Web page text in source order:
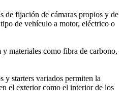
de fijación de cámaras propios y de
de vehículo a motor, eléctrico o
materiales como fibra de carbono,
y starters variados permiten la
el exterior como el interior de los